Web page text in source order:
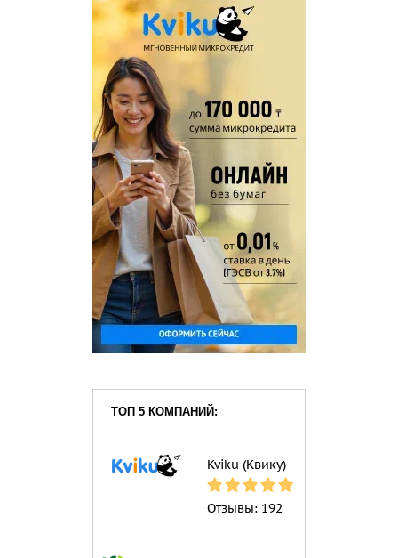
ТОП 5 КОМПАНИЙ:
Kviku (Квику)
Отзывы: 192